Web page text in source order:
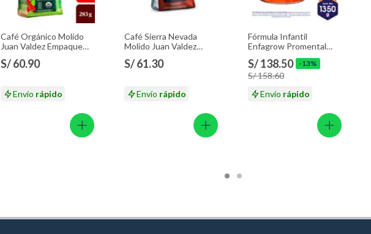
Café Orgánico Molido
Juan Valdez Empaque
S/ 60.90
Envío rápido
Café Sierra Nevada
Molido Juan Valdez
S/ 61.30
Envío rápido
Fórmula Infantil
Enfagrow Promental
Vainilla Lata 1.35 Kg
S/ 138.50 -13%
S/ 158.60
Envío rápido